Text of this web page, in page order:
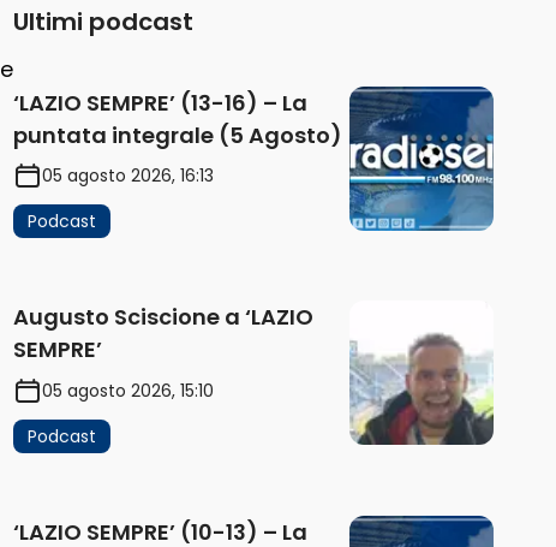
Ultimi podcast
‘LAZIO SEMPRE’ (13-16) – La
puntata integrale (5 Agosto)
05 agosto 2026, 16:13
Podcast
Augusto Sciscione a ‘LAZIO
SEMPRE’
05 agosto 2026, 15:10
Podcast
‘LAZIO SEMPRE’ (10-13) – La